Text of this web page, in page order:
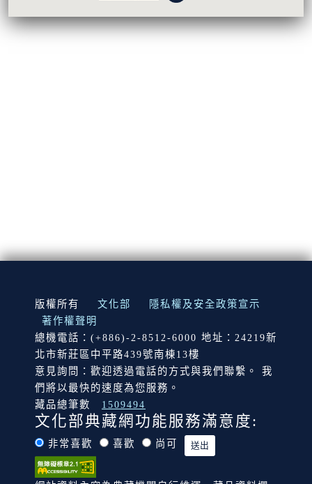
:::
版權所有 文化部
隱私權及安全政策宣示
著作權聲明
總機電話：(+886)-2-8512-6000 地址：24219新
北市新莊區中平路439號南棟13樓
意見詢問：歡迎透過電話的方式與我們聯繫。 我
們將以最快的速度為您服務。
藏品總筆數
1509494
文化部典藏網功能服務滿意度:
非常喜歡 喜歡 尚可